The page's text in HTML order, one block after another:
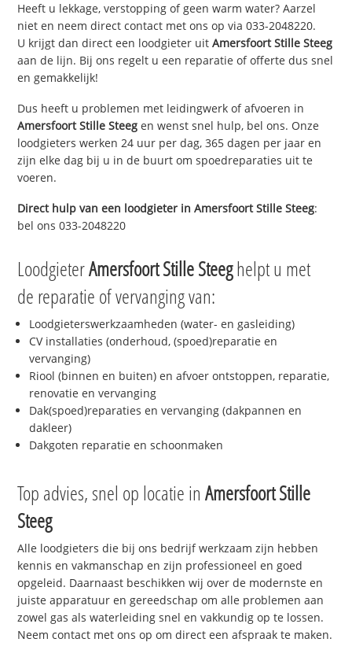
Heeft u lekkage, verstopping of geen warm water? Aarzel
niet en neem direct contact met ons op via 033-2048220.
U krijgt dan direct een loodgieter uitAmersfoort Stille Steeg
aan de lijn. Bij ons regelt u een reparatie of offerte dus snel
en gemakkelijk!
Dus heeft u problemen met leidingwerk of afvoeren in
Amersfoort Stille Steeg en wenst snel hulp, bel ons. Onze
loodgieters werken 24 uur per dag, 365 dagen per jaar en
zijn elke dag bij u in de buurt om spoedreparaties uit te
voeren.
Direct hulp van een loodgieter inAmersfoort Stille Steeg:
bel ons 033-2048220
LoodgieterAmersfoort Stille Steeghelpt u met
de reparatie of vervanging van:
Loodgieterswerkzaamheden (water- en gasleiding)
CV installaties (onderhoud, (spoed)reparatie en
vervanging)
Riool (binnen en buiten) en afvoer ontstoppen, reparatie,
renovatie en vervanging
Dak(spoed)reparaties en vervanging (dakpannen en
dakleer)
Dakgoten reparatie en schoonmaken
Top advies, snel op locatie inAmersfoort Stille
Steeg
Alle loodgieters die bij ons bedrijf werkzaam zijn hebben
kennis en vakmanschap en zijn professioneel en goed
opgeleid. Daarnaast beschikken wij over de modernste en
juiste apparatuur en gereedschap om alle problemen aan
zowel gas als waterleiding snel en vakkundig op te lossen.
Neem contact met ons op om direct een afspraak te maken.